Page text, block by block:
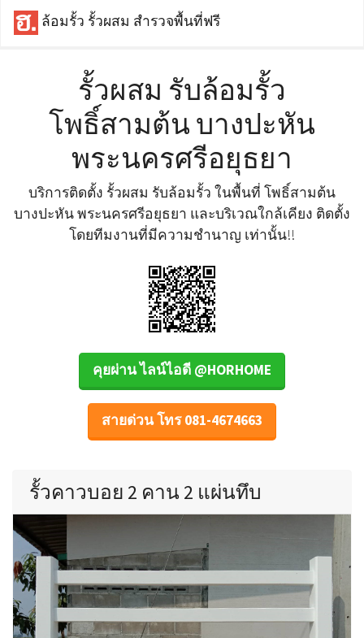
ล้อมรั้ว รั้วผสม สำรวจพื้นที่ฟรี
รั้วผสม รับล้อมรั้ว
โพธิ์สามต้น บางปะหัน
พระนครศรีอยุธยา
บริการติดตั้ง รั้วผสม รับล้อมรั้ว ในพื้นที่ โพธิ์สามต้น
บางปะหัน พระนครศรีอยุธยา และบริเวณใกล้เคียง ติดตั้ง
โดยทีมงานที่มีความชำนาญ เท่านั้น!!
คุยผ่าน ไลน์ไอดี @HORHOME
สายด่วน โทร 081-4674663
รั้วคาวบอย 2 คาน 2 แผ่นทึบ